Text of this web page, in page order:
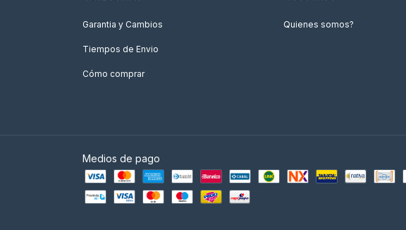
Garantia y Cambios
Tiempos de Envio
Cómo comprar
Quienes somos?
Medios de pago